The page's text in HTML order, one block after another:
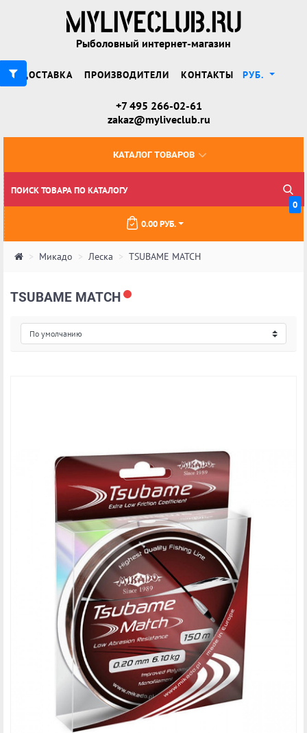
Рыболовный интернет-магазин
ДОСТАВКА ПРОИЗВОДИТЕЛИ КОНТАКТЫ РУБ.
+7 495 266-02-61
zakaz@myliveclub.ru
КАТАЛОГ ТОВАРОВ
0
0.00 РУБ.
Микадо Леска TSUBAME MATCH
TSUBAME MATCH